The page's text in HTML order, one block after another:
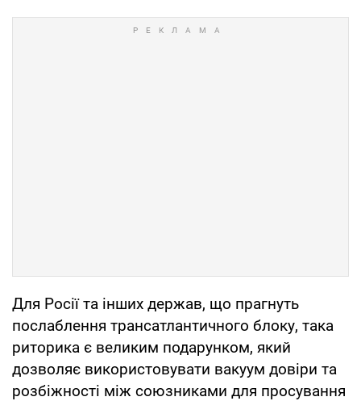
Для Росії та інших держав, що прагнуть
послаблення трансатлантичного блоку, така
риторика є великим подарунком, який
дозволяє використовувати вакуум довіри та
розбіжності між союзниками для просування